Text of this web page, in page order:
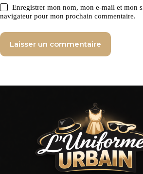
Enregistrer mon nom, mon e-mail et mon
navigateur pour mon prochain commentaire.
Laisser un commentaire